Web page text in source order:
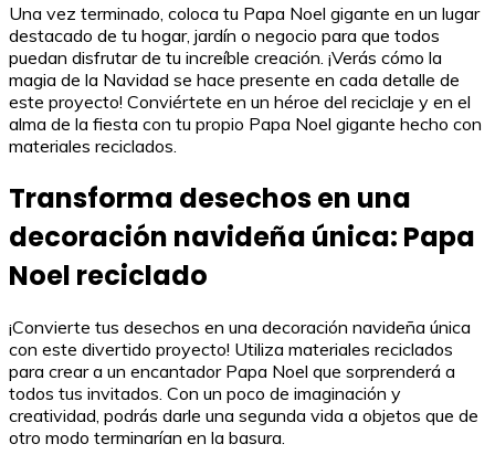
Una vez terminado, coloca tu Papa Noel gigante en un lugar
destacado de tu hogar, jardín o negocio para que todos
puedan disfrutar de tu increíble creación. ¡Verás cómo la
magia de la Navidad se hace presente en cada detalle de
este proyecto! Conviértete en un héroe del reciclaje y en el
alma de la fiesta con tu propio Papa Noel gigante hecho con
materiales reciclados.
Transforma desechos en una
decoración navideña única: Papa
Noel reciclado
¡Convierte tus desechos en una decoración navideña única
con este divertido proyecto! Utiliza materiales reciclados
para crear a un encantador Papa Noel que sorprenderá a
todos tus invitados. Con un poco de imaginación y
creatividad, podrás darle una segunda vida a objetos que de
otro modo terminarían en la basura.